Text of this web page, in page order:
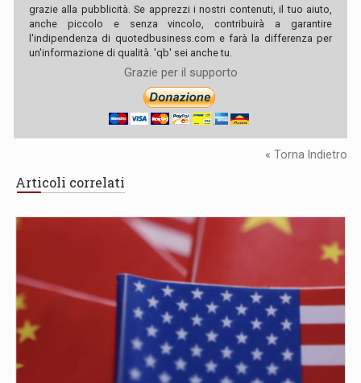
grazie alla pubblicità. Se apprezzi i nostri contenuti, il tuo aiuto,
anche piccolo e senza vincolo, contribuirà a garantire
l'indipendenza di quotedbusiness.com e farà la differenza per
un'informazione di qualità. 'qb' sei anche tu.
Grazie per il supporto
« Torna Indietro
Articoli correlati